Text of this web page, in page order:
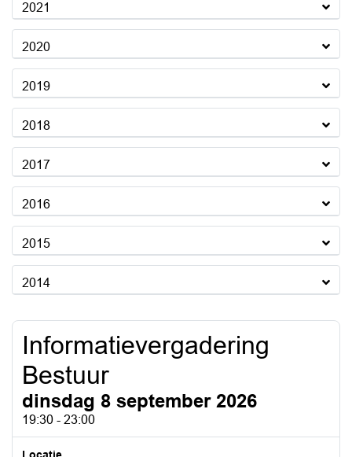
2021
2020
2019
2018
2017
2016
2015
2014
Informatievergadering
Bestuur
dinsdag 8 september 2026
19:30 - 23:00